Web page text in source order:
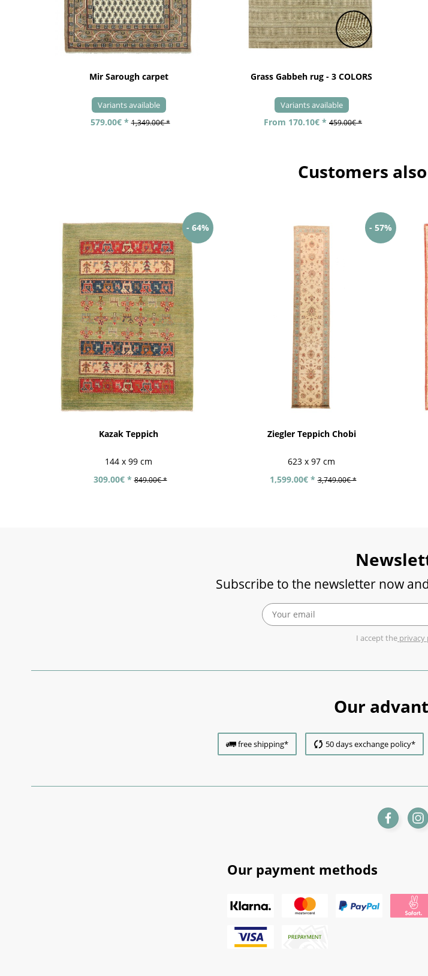
Mir Sarough carpet
Variants available
579.00€ * 1,349.00€ *
Grass Gabbeh rug - 3 COLORS
Variants available
From 170.10€ * 459.00€ *
Customers
- 64%
Kazak Teppich
144 x 99 cm
309.00€ * 849.00€ *
- 57%
Ziegler Teppich Chobi
623 x 97 cm
1,599.00€ * 3,749.00€ *
Subscribe to the newsletter now
I accept the privacy
Our
free shipping* 50 days exchange policy*
Our payment methods